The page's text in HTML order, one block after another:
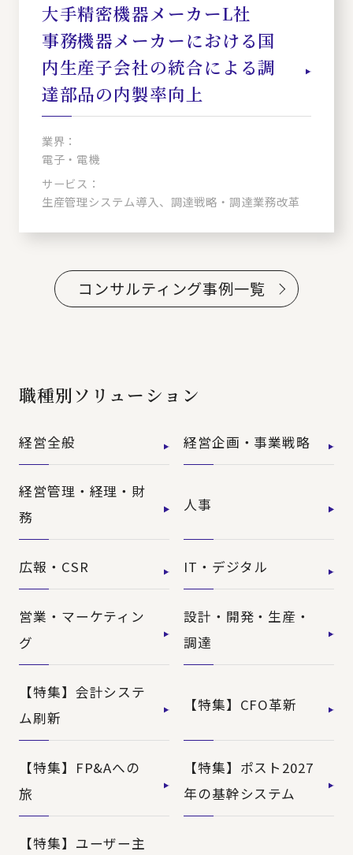
大手精密機器メーカーL社
事務機器メーカーにおける国
内生産子会社の統合による調
達部品の内製率向上
業界：
電子・電機
サービス：
生産管理システム導入、調達戦略・調達業務改革
コンサルティング事例一覧
職種別ソリューション
経営全般 経営企画・事業戦略
経営管理・経理・財
務
人事
広報・CSR IT・デジタル
営業・マーケティン
グ
設計・開発・生産・
調達
【特集】会計システ
ム刷新
【特集】CFO革新
【特集】FP&Aへの
旅
【特集】ポスト2027
年の基幹システム
【特集】ユーザー主